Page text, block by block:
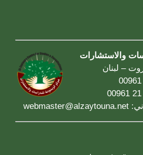
والاستشارات
webmaster@alzaytouna.net